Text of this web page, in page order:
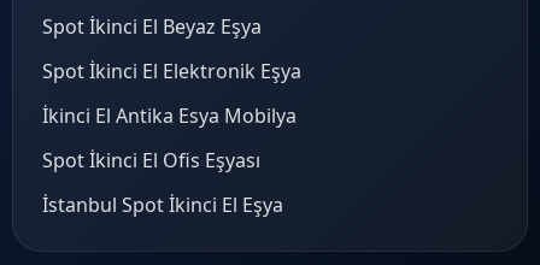
Spot İkinci El Beyaz Eşya
Spot İkinci El Elektronik Eşya
İkinci El Antika Esya Mobilya
Spot İkinci El Ofis Eşyası
İstanbul Spot İkinci El Eşya